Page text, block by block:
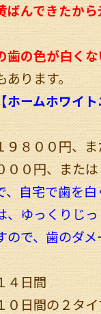
ばんできたか
歯の色が白く
ります。
【ホームホワイ
９８００円、
００円、また
、自宅で歯を
、ゆっくりじ
ので、歯のダ
４日間
日間の２タ